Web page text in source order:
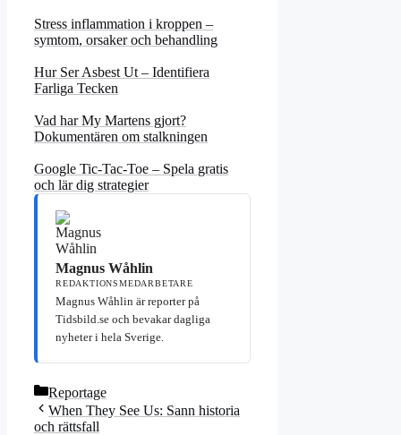
Stress inflammation i kroppen –
symtom, orsaker och behandling
Hur Ser Asbest Ut – Identifiera
Farliga Tecken
Vad har My Martens gjort?
Dokumentären om stalkningen
Google Tic-Tac-Toe – Spela gratis
och lär dig strategier
Magnus Wåhlin
REDAKTIONSMEDARBETARE
Magnus Wåhlin är reporter på
Tidsbild.se och bevakar dagliga
nyheter i hela Sverige.
Kategorier
Reportage
When They See Us: Sann historia
och rättsfall